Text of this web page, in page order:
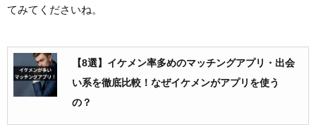
てみてくださいね。
【8選】イケメン率多めのマッチングアプリ・出会
い系を徹底比較！なぜイケメンがアプリを使う
の？